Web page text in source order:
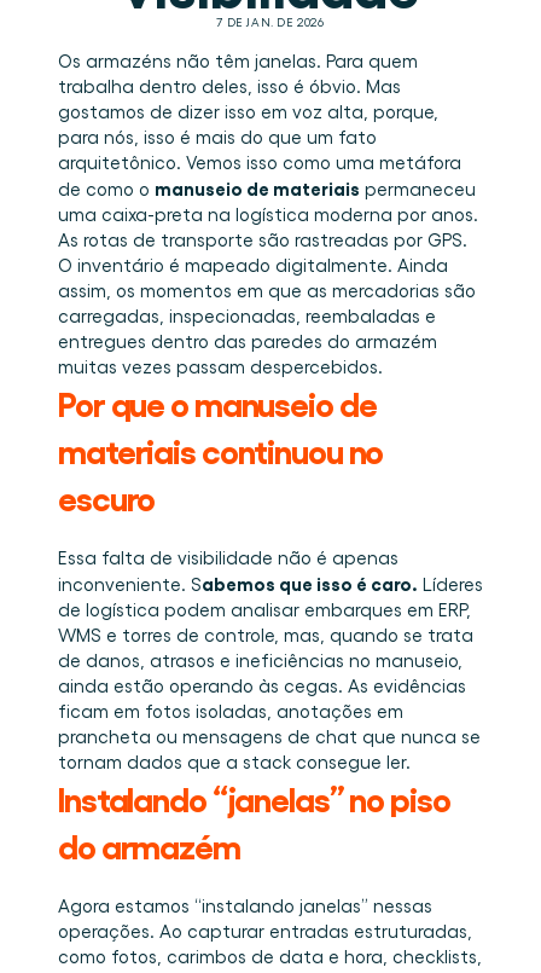
Quem somos
execução que faltava na logística.
Carreiras
Venha para o nosso time e ajude a tornar a
movimentação de materiais visível.
Cases de sucesso
Resultados que LSPs e embarcadores alcançam
com a Cargosnap.
Fale conosco
Tem alguma dúvida? Estamos a uma mensagem
de distância.
Programa de Indicação
Ajude sua rede a otimizar a logística e ganhe por
isso!
Integrações
atual.
Eventos que participamos e sessões que
Checklists
Checklists gratuitos para sua operação, prontos
para usar desde o primeiro dia.
7 DE JAN. DE 2026
Os armazéns não têm janelas. Para quem
trabalha dentro deles, isso é óbvio. Mas
gostamos de dizer isso em voz alta, porque,
para nós, isso é mais do que um fato
arquitetônico. Vemos isso como uma metáfora
de como o manuseio de materiais permaneceu
uma caixa-preta na logística moderna por anos.
As rotas de transporte são rastreadas por GPS.
O inventário é mapeado digitalmente. Ainda
assim, os momentos em que as mercadorias são
carregadas, inspecionadas, reembaladas e
entregues dentro das paredes do armazém
muitas vezes passam despercebidos.
Por que o manuseio de
materiais continuou no
escuro
Essa falta de visibilidade não é apenas
inconveniente. Sabemos que isso é caro. Líderes
de logística podem analisar embarques em ERP,
WMS e torres de controle, mas, quando se trata
de danos, atrasos e ineficiências no manuseio,
ainda estão operando às cegas. As evidências
ficam em fotos isoladas, anotações em
prancheta ou mensagens de chat que nunca se
tornam dados que a stack consegue ler.
Instalando “janelas” no piso
do armazém
Agora estamos “instalando janelas” nessas
operações. Ao capturar entradas estruturadas,
como fotos, carimbos de data e hora, checklists,